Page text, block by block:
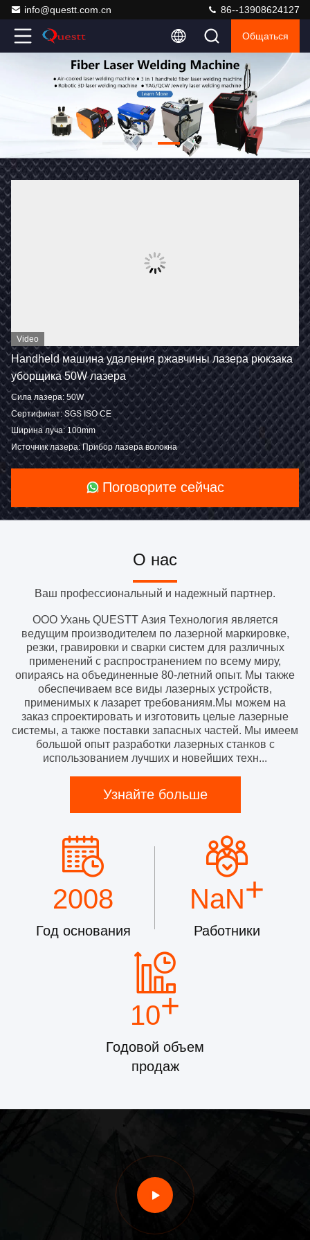
info@questt.com.cn 86--13908624127
Общаться
Video
Handheld машина удаления ржавчины лазера рюкзака
уборщика 50W лазера
Сила лазера: 50W
Сертификат: SGS ISO CE
Ширина луча: 100mm
Источник лазера: Прибор лазера волокна
Поговорите сейчас
О нас
Ваш профессиональный и надежный партнер.
ООО Ухань QUESTT Азия Технология является
ведущим производителем по лазерной маркировке,
резки, гравировки и сварки систем для различных
применений с распространением по всему миру,
опираясь на объединенные 80-летний опыт. Мы также
обеспечиваем все виды лазерных устройств,
применимых к лазарет требованиям.Мы можем на
заказ спроектировать и изготовить целые лазерные
системы, а также поставки запасных частей. Мы имеем
большой опыт разработки лазерных станков с
использованием лучших и новейших техн...
Узнайте больше
2008
Год основания
NaN+
Работники
10+
Годовой объем
продаж